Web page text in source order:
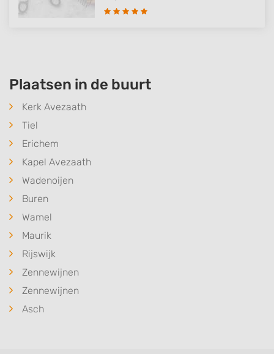
Plaatsen in de buurt
Kerk Avezaath
Tiel
Erichem
Kapel Avezaath
Wadenoijen
Buren
Wamel
Maurik
Rijswijk
Zennewijnen
Zennewijnen
Asch